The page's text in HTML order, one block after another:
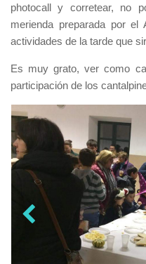
photocall y corretear, no
merienda preparada por
actividades de la tarde que
Es muy grato, ver como
participación de los